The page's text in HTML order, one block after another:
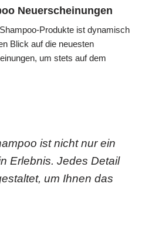
Neuerscheinungen
Produkte ist dynamisch
Blick auf die neuesten
um stets auf dem
ist nicht nur ein
Erlebnis. Jedes Detail
um Ihnen das